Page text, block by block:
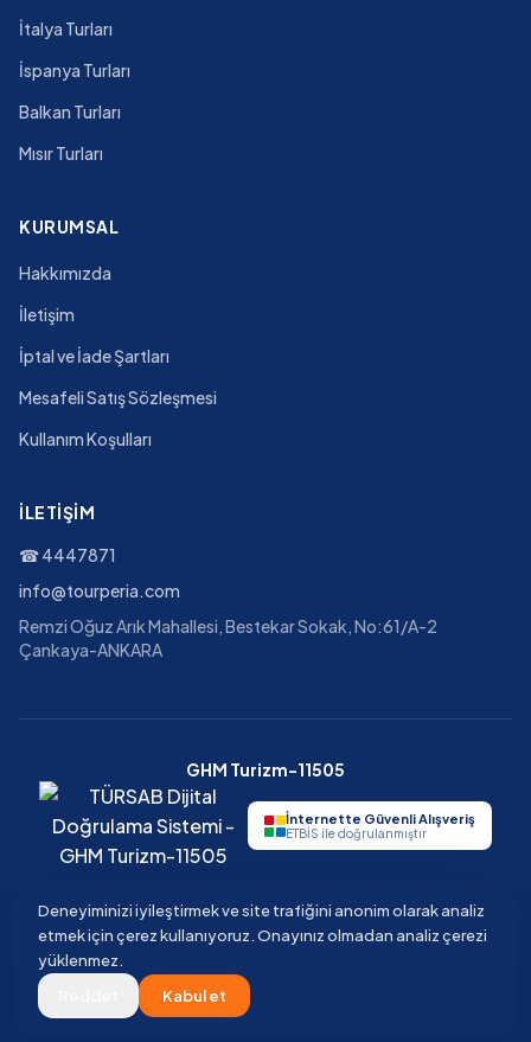
İtalya Turları
İspanya Turları
Balkan Turları
Mısır Turları
KURUMSAL
Hakkımızda
İletişim
İptal ve İade Şartları
Mesafeli Satış Sözleşmesi
Kullanım Koşulları
İLETIŞIM
☎4447871
info@tourperia.com
Remzi Oğuz Arık Mahallesi, Bestekar Sokak, No:61/A-2
Çankaya-ANKARA
GHM Turizm-11505
İnternette Güvenli Alışveriş
ETBİS ile doğrulanmıştır
2026 Tourperia Seyahat Acentesi
GHM Turizm · TÜRSAB Belge No 11505 · Güvenli ödeme · 3D Secure
Deneyiminizi iyileştirmek ve site trafiğini anonim olarak analiz
etmek için çerez kullanıyoruz. Onayınız olmadan analiz çerezi
yüklenmez.
Kabul et